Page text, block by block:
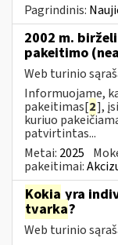
Pagrindinis:
2002 m.
pakeitimo
Web turinio
Informuojame,
pakeitimas[2],
kuriuo
patvirtintas...
Metai: 2025
pakeitimai:
Kokia yra
tvarka?
Web turinio